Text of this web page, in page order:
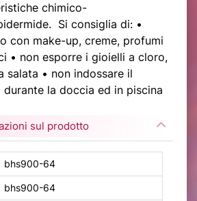
chimico-
Si consiglia di: •
con make-up, creme, profumi
• non esporre i gioielli a cloro,
salata • non indossare il
durante la doccia ed in piscina
sul prodotto
bhs900-64
bhs900-64